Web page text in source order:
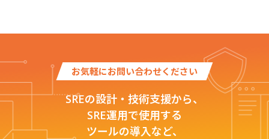
お気軽にお問い合わせください
SREの設計・技術支援から、
SRE運用で使用する
ツールの導入など、